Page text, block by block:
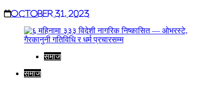
October 31, 2023
समाज
समाज